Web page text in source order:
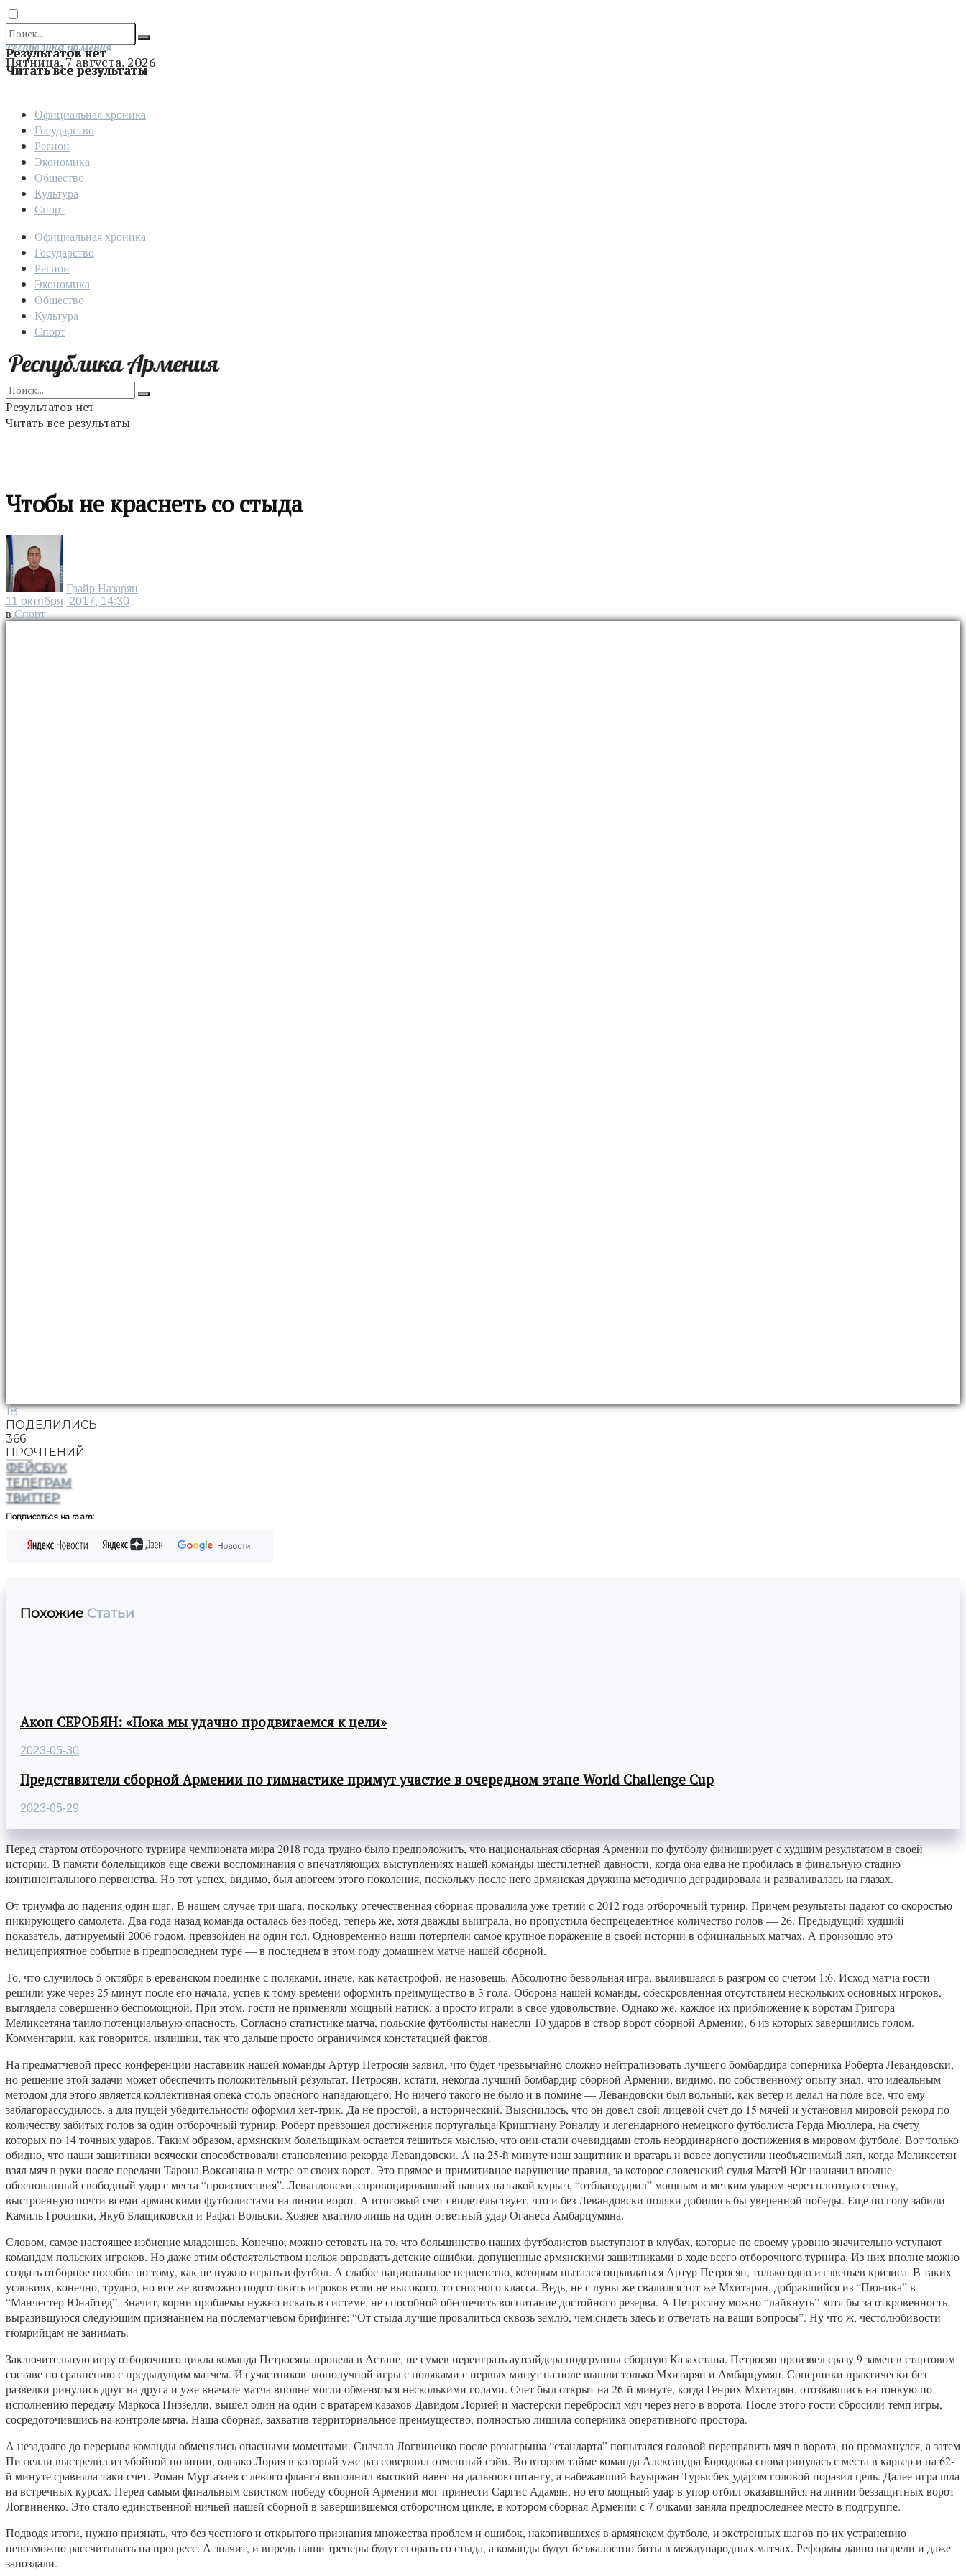
Результатов нет
Читать все результаты
Отправить
Республика Армения
Пятница, 7 августа, 2026
Официальная хроника
Государство
Регион
Экономика
Общество
Культура
Спорт
Официальная хроника
Государство
Регион
Экономика
Общество
Культура
Спорт
Результатов нет
Читать все результаты
Чтобы не краснеть со стыда
Грайр Назарян
11 октября, 2017, 14:30
в Спорт
18
ПОДЕЛИЛИСЬ
366
ПРОЧТЕНИЙ
ФЕЙСБУК
ТЕЛЕГРАМ
ТВИТТЕР
Подписаться на ra.am:
Похожие Статьи
Акоп СЕРОБЯН: «Пока мы удачно продвигаемся к цели»
2023-05-30
Представители сборной Армении по гимнастике примут участие в очередном этапе World Challenge Cup
2023-05-29
Перед стартом отборочного турнира чемпионата мира 2018 года трудно было предположить, что национальная сборная Армении по футболу финиширует с худшим результатом в своей
истории. В памяти болельщиков еще свежи воспоминания о впечатляющих выступлениях нашей команды шестилетней давности, когда она едва не пробилась в финальную стадию
континентального первенства. Но тот успех, видимо, был апогеем этого поколения, поскольку после него армянская дружина методично деградировала и разваливалась на глазах.
От триумфа до падения один шаг. В нашем случае три шага, поскольку отечественная сборная провалила уже третий с 2012 года отборочный турнир. Причем результаты падают со скоростью
пикирующего самолета. Два года назад команда осталась без побед, теперь же, хотя дважды выиграла, но пропустила беспрецедентное количество голов — 26. Предыдущий худший
показатель, датируемый 2006 годом, превзойден на один гол. Одновременно наши потерпели самое крупное поражение в своей истории в официальных матчах. А произошло это
нелицеприятное событие в предпоследнем туре — в последнем в этом году домашнем матче нашей сборной.
То, что случилось 5 октября в ереванском поединке с поляками, иначе, как катастрофой, не назовешь. Абсолютно безвольная игра, вылившаяся в разгром со счетом 1:6. Исход матча гости
решили уже через 25 минут после его начала, успев к тому времени оформить преимущество в 3 гола. Оборона нашей команды, обескровленная отсутствием нескольких основных игроков,
выглядела совершенно беспомощной. При этом, гости не применяли мощный натиск, а просто играли в свое удовольствие. Однако же, каждое их приближение к воротам Григора
Меликсетяна таило потенциальную опасность. Согласно статистике матча, польские футболисты нанесли 10 ударов в створ ворот сборной Армении, 6 из которых завершились голом.
Комментарии, как говорится, излишни, так что дальше просто ограничимся констатацией фактов.
На предматчевой пресс-конференции наставник нашей команды Артур Петросян заявил, что будет чрезвычайно сложно нейтрализовать лучшего бомбардира соперника Роберта Левандовски,
но решение этой задачи может обеспечить положительный результат. Петросян, кстати, некогда лучший бомбардир сборной Армении, видимо, по собственному опыту знал, что идеальным
методом для этого является коллективная опека столь опасного нападающего. Но ничего такого не было и в помине — Левандовски был вольный, как ветер и делал на поле все, что ему
заблагорассудилось, а для пущей убедительности оформил хет-трик. Да не простой, а исторический. Выяснилось, что он довел свой лицевой счет до 15 мячей и установил мировой рекорд по
количеству забитых голов за один отборочный турнир. Роберт превзошел достижения португальца Криштиану Роналду и легендарного немецкого футболиста Герда Мюллера, на счету
которых по 14 точных ударов. Таким образом, армянским болельщикам остается тешиться мыслью, что они стали очевидцами столь неординарного достижения в мировом футболе. Вот только
обидно, что наши защитники всячески способствовали становлению рекорда Левандовски. А на 25-й минуте наш защитник и вратарь и вовсе допустили необъяснимый ляп, когда Меликсетян
взял мяч в руки после передачи Тарона Воксаняна в метре от своих ворот. Это прямое и примитивное нарушение правил, за которое словенский судья Матей Юг назначил вполне
обоснованный свободный удар с места “происшествия”. Левандовски, спровоцировавший наших на такой курьез, “отблагодарил” мощным и метким ударом через плотную стенку,
выстроенную почти всеми армянскими футболистами на линии ворот. А итоговый счет свидетельствует, что и без Левандовски поляки добились бы уверенной победы. Еще по голу забили
Камиль Гросицки, Якуб Блащиковски и Рафал Вольски. Хозяев хватило лишь на один ответный удар Оганеса Амбарцумяна.
Словом, самое настоящее избиение младенцев. Конечно, можно сетовать на то, что большинство наших футболистов выступают в клубах, которые по своему уровню значительно уступают
командам польских игроков. Но даже этим обстоятельством нельзя оправдать детские ошибки, допущенные армянскими защитниками в ходе всего отборочного турнира. Из них вполне можно
создать отборное пособие по тому, как не нужно играть в футбол. А слабое национальное первенство, которым пытался оправдаться Артур Петросян, только одно из звеньев кризиса. В таких
условиях, конечно, трудно, но все же возможно подготовить игроков если не высокого, то сносного класса. Ведь, не с луны же свалился тот же Мхитарян, добравшийся из “Пюника” в
“Манчестер Юнайтед”. Значит, корни проблемы нужно искать в системе, не способной обеспечить воспитание достойного резерва. А Петросяну можно “лайкнуть” хотя бы за откровенность,
выразившуюся следующим признанием на послематчевом брифинге: “От стыда лучше провалиться сквозь землю, чем сидеть здесь и отвечать на ваши вопросы”. Ну что ж, честолюбивости
гюмрийцам не занимать.
Заключительную игру отборочного цикла команда Петросяна провела в Астане, не сумев переиграть аутсайдера подгруппы сборную Казахстана. Петросян произвел сразу 9 замен в стартовом
составе по сравнению с предыдущим матчем. Из участников злополучной игры с поляками с первых минут на поле вышли только Мхитарян и Амбарцумян. Соперники практически без
разведки ринулись друг на друга и уже вначале матча вполне могли обменяться несколькими голами. Счет был открыт на 26-й минуте, когда Генрих Мхитарян, отозвавшись на тонкую по
исполнению передачу Маркоса Пиззелли, вышел один на один с вратарем казахов Давидом Лорией и мастерски перебросил мяч через него в ворота. После этого гости сбросили темп игры,
сосредоточившись на контроле мяча. Наша сборная, захватив территориальное преимущество, полностью лишила соперника оперативного простора.
А незадолго до перерыва команды обменялись опасными моментами. Сначала Логвиненко после розыгрыша “стандарта” попытался головой переправить мяч в ворота, но промахнулся, а затем
Пиззелли выстрелил из убойной позиции, однако Лория в который уже раз совершил отменный сэйв. Во втором тайме команда Александра Бородюка снова ринулась с места в карьер и на 62-
й минуте сравняла-таки счет. Роман Муртазаев с левого фланга выполнил высокий навес на дальнюю штангу, а набежавший Бауыржан Турысбек ударом головой поразил цель. Далее игра шла
на встречных курсах. Перед самым финальным свистком победу сборной Армении мог принести Саргис Адамян, но его мощный удар в упор отбил оказавшийся на линии беззащитных ворот
Логвиненко. Это стало единственной ничьей нашей сборной в завершившемся отборочном цикле, в котором сборная Армении с 7 очками заняла предпоследнее место в подгруппе.
Подводя итоги, нужно признать, что без честного и открытого признания множества проблем и ошибок, накопившихся в армянском футболе, и экстренных шагов по их устранению
невозможно рассчитывать на прогресс. А значит, и впредь наши тренеры будут сгорать со стыда, а команды будут безжалостно биты в международных матчах. Реформы давно назрели и даже
запоздали.